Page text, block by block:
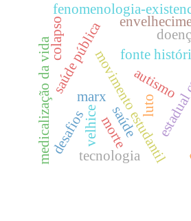
movimento estudantil
luto
autismo
fonte
saúde
saúde pública
medicalização da vida velhice
fenomenologia-
marx
morte
colapso
tecnologia
desafios